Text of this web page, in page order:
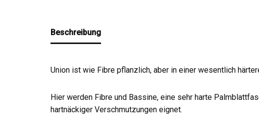
Beschreibung
Union ist wie Fibre pflanzlich, aber in einer wesentlich
Hier werden Fibre und Bassine, eine sehr harte
hartnäckiger Verschmutzungen eignet.